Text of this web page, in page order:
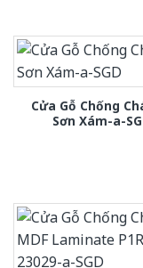
Cửa Gỗ Chống
Sơn Xám-a-